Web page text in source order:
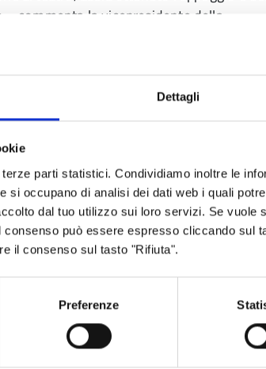
Dettagli
parti statistici. Condividiamo inoltre le
si occupano di analisi dei dati web i quali
dal tuo utilizzo sui loro servizi. Se vuole
può essere espresso cliccando sul
il consenso sul tasto "Rifiuta".
Preferenze
commenta la vicepresidente della
e con le scuole di tutta la provincia. Il
uno strumento potente per costruire
tante abilità che il teatro sa valorizzare”.
sostenuta da anni dal nostro
la dirigente del Galvani Iodi,Nunzia
un’esperienza teatrale agli
e dalla teatralità spontanea che è in
è quello di proporre nuove
e la conoscenza dell’altro e
anche per conoscere un mondo nuovo: